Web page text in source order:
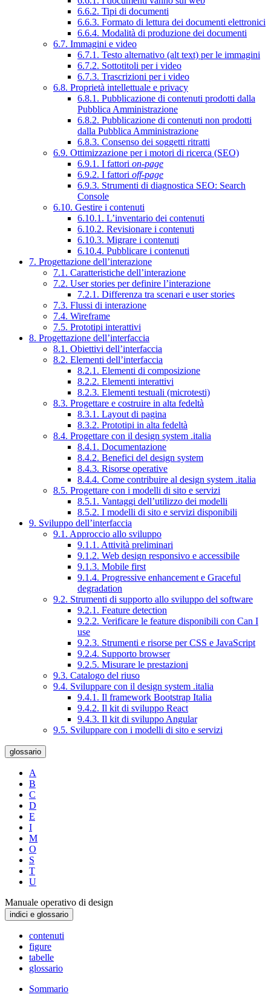
6.6.2. Tipi di documenti
6.6.3. Formato di lettura dei documenti elettronici
6.6.4. Modalità di produzione dei documenti
6.7. Immagini e video
6.7.1. Testo alternativo (alt text) per le immagini
6.7.2. Sottotitoli per i video
6.7.3. Trascrizioni per i video
6.8. Proprietà intellettuale e privacy
6.8.1. Pubblicazione di contenuti prodotti dalla
Pubblica Amministrazione
6.8.2. Pubblicazione di contenuti non prodotti
dalla Pubblica Amministrazione
6.8.3. Consenso dei soggetti ritratti
6.9. Ottimizzazione per i motori di ricerca (SEO)
6.9.1. I fattori on-page
6.9.2. I fattori off-page
6.9.3. Strumenti di diagnostica SEO: Search
Console
6.10. Gestire i contenuti
6.10.1. L’inventario dei contenuti
6.10.2. Revisionare i contenuti
6.10.3. Migrare i contenuti
6.10.4. Pubblicare i contenuti
7. Progettazione dell’interazione
7.1. Caratteristiche dell’interazione
7.2. User stories per definire l’interazione
7.2.1. Differenza tra scenari e user stories
7.3. Flussi di interazione
7.4. Wireframe
7.5. Prototipi interattivi
8. Progettazione dell’interfaccia
8.1. Obiettivi dell’interfaccia
8.2. Elementi dell’interfaccia
8.2.1. Elementi di composizione
8.2.2. Elementi interattivi
8.2.3. Elementi testuali (microtesti)
8.3. Progettare e costruire in alta fedeltà
8.3.1. Layout di pagina
8.3.2. Prototipi in alta fedeltà
8.4. Progettare con il design system .italia
8.4.1. Documentazione
8.4.2. Benefici del design system
8.4.3. Risorse operative
8.4.4. Come contribuire al design system .italia
8.5. Progettare con i modelli di sito e servizi
8.5.1. Vantaggi dell’utilizzo dei modelli
8.5.2. I modelli di sito e servizi disponibili
9. Sviluppo dell’interfaccia
9.1. Approccio allo sviluppo
9.1.1. Attività preliminari
9.1.2. Web design responsivo e accessibile
9.1.3. Mobile first
9.1.4. Progressive enhancement e Graceful
degradation
9.2. Strumenti di supporto allo sviluppo del software
9.2.1. Feature detection
9.2.2. Verificare le feature disponibili con Can I
use
9.2.3. Strumenti e risorse per CSS e JavaScript
9.2.4. Supporto browser
9.2.5. Misurare le prestazioni
9.3. Catalogo del riuso
9.4. Sviluppare con il design system .italia
9.4.1. Il framework Bootstrap Italia
9.4.2. Il kit di sviluppo React
9.4.3. Il kit di sviluppo Angular
9.5. Sviluppare con i modelli di sito e servizi
glossario
A
B
C
D
E
I
M
O
S
T
U
Manuale operativo di design
indici e glossario
contenuti
figure
tabelle
glossario
Sommario